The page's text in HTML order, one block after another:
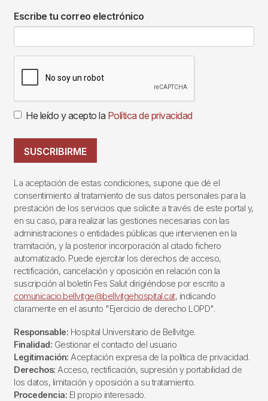
Escribe tu correo electrónico
He leído y acepto la Política de privacidad
SUSCRIBIRME
La aceptación de estas condiciones, supone que dé el
consentimiento al tratamiento de sus datos personales para la
prestación de los servicios que solicite a través de este portal y,
en su caso, para realizar las gestiones necesarias con las
administraciones o entidades públicas que intervienen en la
tramitación, y la posterior incorporación al citado fichero
automatizado. Puede ejercitar los derechos de acceso,
rectificación, cancelación y oposición en relación con la
suscripción al boletín Fes Salut dirigiéndose por escrito a
comunicacio.bellvitge@bellvitgehospital.cat, indicando
claramente en el asunto "Ejercicio de derecho LOPD".
Responsable: Hospital Universitario de Bellvitge.
Finalidad: Gestionar el contacto del usuario
Legitimación: Aceptación expresa de la política de privacidad.
Derechos: Acceso, rectificación, supresión y portabilidad de
los datos, limitación y oposición a su tratamiento.
Procedencia: El propio interesado.